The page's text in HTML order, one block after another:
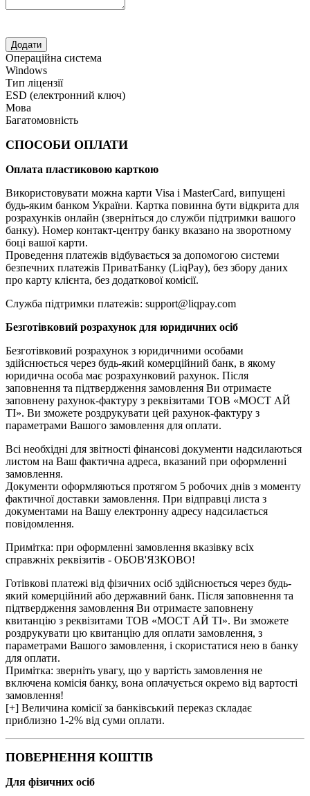
Операційна система
Windows
Тип ліцензії
ESD (електронний ключ)
Мова
Багатомовність
СПОСОБИ ОПЛАТИ
Оплата пластиковою карткою
Використовувати можна карти Visa і MasterCard, випущені
будь-яким банком України. Картка повинна бути відкрита для
розрахунків онлайн (зверніться до служби підтримки вашого
банку). Номер контакт-центру банку вказано на зворотному
боці вашої карти.
Проведення платежів відбувається за допомогою системи
безпечних платежів ПриватБанку (LiqPay), без збору даних
про карту клієнта, без додаткової комісії.
Служба підтримки платежів: support@liqpay.com
Безготівковий розрахунок для юридичних осіб
Безготівковий розрахунок з юридичними особами
здійснюється через будь-який комерційний банк, в якому
юридична особа має розрахунковий рахунок. Після
заповнення та підтвердження замовлення Ви отримаєте
заповнену рахунок-фактуру з реквізитами ТОВ «МОСТ АЙ
ТІ». Ви зможете роздрукувати цей рахунок-фактуру з
параметрами Вашого замовлення для оплати.
Всі необхідні для звітності фінансові документи надсилаються
листом на Ваш фактична адреса, вказаний при оформленні
замовлення.
Документи оформляються протягом 5 робочих днів з моменту
фактичної доставки замовлення. При відправці листа з
документами на Вашу електронну адресу надсилається
повідомлення.
Примітка: при оформленні замовлення вказівку всіх
справжніх реквізитів - ОБОВ'ЯЗКОВО!
Готівкові платежі від фізичних осіб здійснюється через будь-
який комерційний або державний банк. Після заповнення та
підтвердження замовлення Ви отримаєте заповнену
квитанцію з реквізитами ТОВ «МОСТ АЙ ТІ». Ви зможете
роздрукувати цю квитанцію для оплати замовлення, з
параметрами Вашого замовлення, і скористатися нею в банку
для оплати.
Примітка: зверніть увагу, що у вартість замовлення не
включена комісія банку, вона оплачується окремо від вартості
замовлення!
[+] Величина комісії за банківський переказ складає
приблизно 1-2% від суми оплати.
ПОВЕРНЕННЯ КОШТІВ
Для фізичних осіб